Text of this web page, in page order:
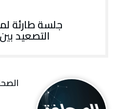
جلسة طارئة
التصعيد